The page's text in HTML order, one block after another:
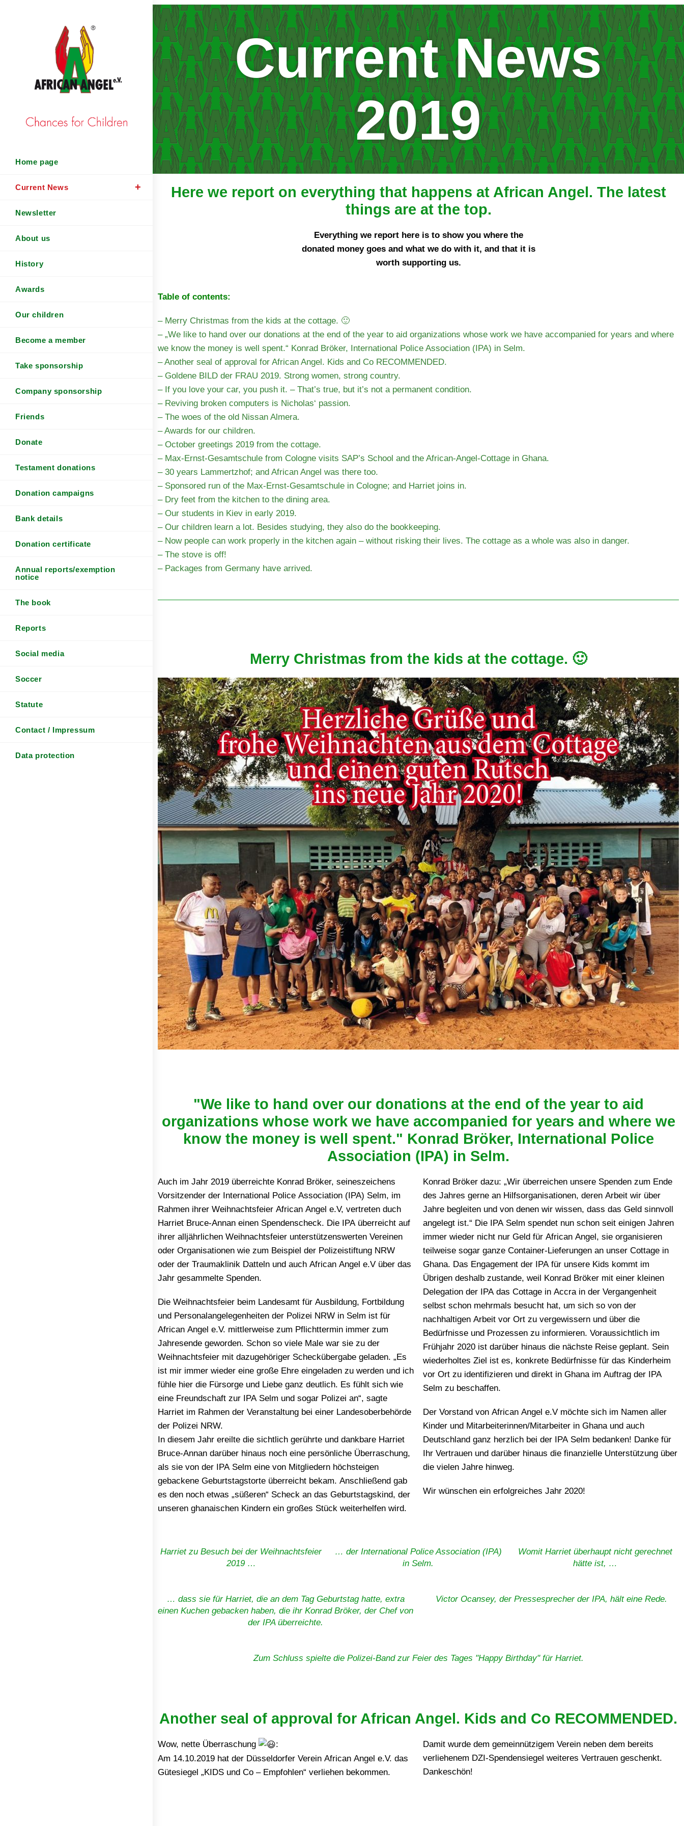
Home page
Current News
Newsletter
About us
History
Awards
Our children
Become a member
Take sponsorship
Company sponsorship
Friends
Donate
Testament donations
Donation campaigns
Bank details
Donation certificate
Annual reports/exemption
notice
The book
Reports
Social media
Soccer
Statute
Contact / Impressum
Data protection
Current News
2019
Here we report on everything that happens at African Angel. The latest
things are at the top.
Everything we report here is to show you where the
donated money goes and what we do with it, and that it is
worth supporting us.
Table of contents:
– Merry Christmas from the kids at the cottage. 🙂
– „We like to hand over our donations at the end of the year to aid organizations whose work we have accompanied for years and where
we know the money is well spent.“ Konrad Bröker, International Police Association (IPA) in Selm.
– Another seal of approval for African Angel. Kids and Co RECOMMENDED.
– Goldene BILD der FRAU 2019. Strong women, strong country.
– If you love your car, you push it. – That’s true, but it’s not a permanent condition.
– Reviving broken computers is Nicholas‘ passion.
– The woes of the old Nissan Almera.
– Awards for our children.
– October greetings 2019 from the cottage.
– Max-Ernst-Gesamtschule from Cologne visits SAP’s School and the African-Angel-Cottage in Ghana.
– 30 years Lammertzhof; and African Angel was there too.
– Sponsored run of the Max-Ernst-Gesamtschule in Cologne; and Harriet joins in.
– Dry feet from the kitchen to the dining area.
– Our students in Kiev in early 2019.
– Our children learn a lot. Besides studying, they also do the bookkeeping.
– Now people can work properly in the kitchen again – without risking their lives. The cottage as a whole was also in danger.
– The stove is off!
– Packages from Germany have arrived.
Merry Christmas from the kids at the cottage. 🙂
"We like to hand over our donations at the end of the year to aid
organizations whose work we have accompanied for years and where we
know the money is well spent." Konrad Bröker, International Police
Association (IPA) in Selm.
Auch im Jahr 2019 überreichte Konrad Bröker, seineszeichens
Vorsitzender der International Police Association (IPA) Selm, im
Rahmen ihrer Weihnachtsfeier African Angel e.V, vertreten duch
Harriet Bruce-Annan einen Spendenscheck. Die IPA überreicht auf
ihrer alljährlichen Weihnachtsfeier unterstützenswerten Vereinen
oder Organisationen wie zum Beispiel der Polizeistiftung NRW
oder der Traumaklinik Datteln und auch African Angel e.V über das
Jahr gesammelte Spenden.
Die Weihnachtsfeier beim Landesamt für Ausbildung, Fortbildung
und Personalangelegenheiten der Polizei NRW in Selm ist für
African Angel e.V. mittlerweise zum Pflichttermin immer zum
Jahresende geworden. Schon so viele Male war sie zu der
Weihnachtsfeier mit dazugehöriger Scheckübergabe geladen. „Es
ist mir immer wieder eine große Ehre eingeladen zu werden und ich
fühle hier die Fürsorge und Liebe ganz deutlich. Es fühlt sich wie
eine Freundschaft zur IPA Selm und sogar Polizei an“, sagte
Harriet im Rahmen der Veranstaltung bei einer Landesoberbehörde
der Polizei NRW.
In diesem Jahr ereilte die sichtlich gerührte und dankbare Harriet
Bruce-Annan darüber hinaus noch eine persönliche Überraschung,
als sie von der IPA Selm eine von Mitgliedern höchsteigen
gebackene Geburtstagstorte überreicht bekam. Anschließend gab
es den noch etwas „süßeren“ Scheck an das Geburtstagskind, der
unseren ghanaischen Kindern ein großes Stück weiterhelfen wird.
Konrad Bröker dazu: „Wir überreichen unsere Spenden zum Ende
des Jahres gerne an Hilfsorganisationen, deren Arbeit wir über
Jahre begleiten und von denen wir wissen, dass das Geld sinnvoll
angelegt ist.“ Die IPA Selm spendet nun schon seit einigen Jahren
immer wieder nicht nur Geld für African Angel, sie organisieren
teilweise sogar ganze Container-Lieferungen an unser Cottage in
Ghana. Das Engagement der IPA für unsere Kids kommt im
Übrigen deshalb zustande, weil Konrad Bröker mit einer kleinen
Delegation der IPA das Cottage in Accra in der Vergangenheit
selbst schon mehrmals besucht hat, um sich so von der
nachhaltigen Arbeit vor Ort zu vergewissern und über die
Bedürfnisse und Prozessen zu informieren. Voraussichtlich im
Frühjahr 2020 ist darüber hinaus die nächste Reise geplant. Sein
wiederholtes Ziel ist es, konkrete Bedürfnisse für das Kinderheim
vor Ort zu identifizieren und direkt in Ghana im Auftrag der IPA
Selm zu beschaffen.
Der Vorstand von African Angel e.V möchte sich im Namen aller
Kinder und Mitarbeiterinnen/Mitarbeiter in Ghana und auch
Deutschland ganz herzlich bei der IPA Selm bedanken! Danke für
Ihr Vertrauen und darüber hinaus die finanzielle Unterstützung über
die vielen Jahre hinweg.
Wir wünschen ein erfolgreiches Jahr 2020!
Harriet zu Besuch bei der Weihnachtsfeier
2019 …
… der International Police Association (IPA)
in Selm.
Womit Harriet überhaupt nicht gerechnet
hätte ist, …
… dass sie für Harriet, die an dem Tag Geburtstag hatte, extra
einen Kuchen gebacken haben, die ihr Konrad Bröker, der Chef von
der IPA überreichte.
Victor Ocansey, der Pressesprecher der IPA, hält eine Rede.
Zum Schluss spielte die Polizei-Band zur Feier des Tages "Happy Birthday" für Harriet.
Another seal of approval for African Angel. Kids and Co RECOMMENDED.
Wow, nette Überraschung
:
Am 14.10.2019 hat der Düsseldorfer Verein African Angel e.V. das
Gütesiegel „KIDS und Co – Empfohlen“ verliehen bekommen.
Damit wurde dem gemeinnützigem Verein neben dem bereits
verliehenem DZI-Spendensiegel weiteres Vertrauen geschenkt.
Dankeschön!